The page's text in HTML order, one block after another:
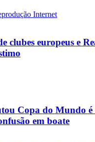
clubes europeus e
Copa do Mundo é
em boate